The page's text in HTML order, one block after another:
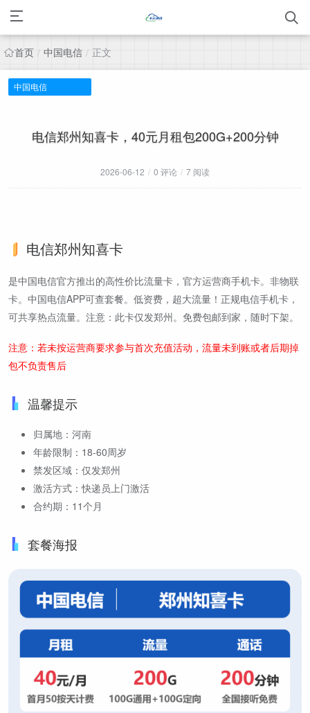
首页 / 中国电信 / 正文
中国电信
电信郑州知喜卡，40元月租包200G+200分钟
2026-06-12 / 0 评论 / 7 阅读
电信郑州知喜卡
是中国电信官方推出的高性价比流量卡，官方运营商手机卡。非物联
卡。中国电信APP可查套餐。低资费，超大流量！正规电信手机卡，
可共享热点流量。注意：此卡仅发郑州。免费包邮到家，随时下架。
注意：若未按运营商要求参与首次充值活动，流量未到账或者后期掉
包不负责售后
温馨提示
归属地：河南
年龄限制：18-60周岁
禁发区域：仅发郑州
激活方式：快递员上门激活
合约期：11个月
套餐海报